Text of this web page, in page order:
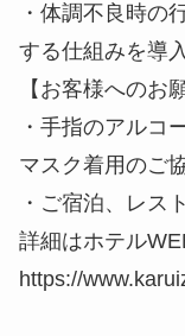
・体調不良時の
する仕組みを
【お客様へのお
・手指のアルコ
マスク着用のご
・ご宿泊、レ
詳細はホテル
https://